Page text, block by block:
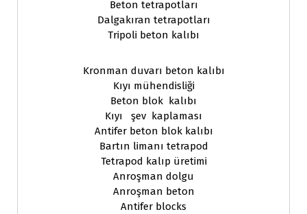
Beton tetrapotları
Dalgakıran tetrapotları
Tripoli beton kalıbı
Kronman duvarı beton kalıbı
Kıyı mühendisliği
Beton blok kalıbı
Kıyı şev kaplaması
Antifer beton blok kalıbı
Bartın limanı tetrapod
Tetrapod kalıp üretimi
Anroşman dolgu
Anroşman beton
Antifer blocks